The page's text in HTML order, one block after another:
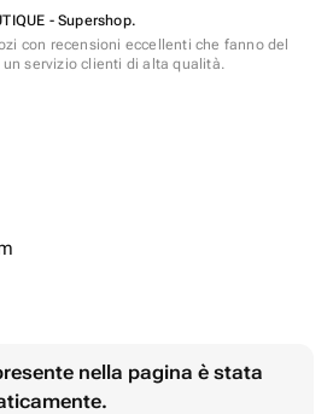
- Supershop.
con recensioni eccellenti che fanno del
servizio clienti di alta qualità.
nella pagina è stata